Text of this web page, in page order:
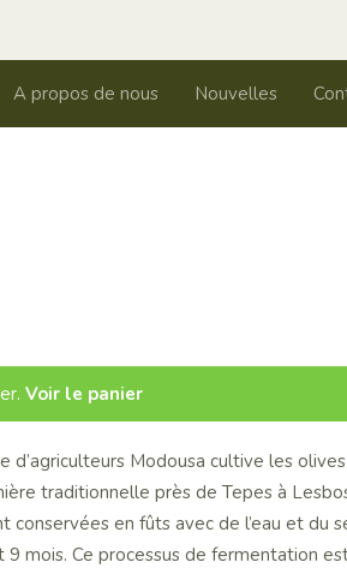
A propos de nous Nouvelles
Voir le panier
d’agriculteurs Modousa cultive les olives
traditionnelle près de Tepes à
conservées en fûts avec de l’eau et du
9 mois. Ce processus de fermentation